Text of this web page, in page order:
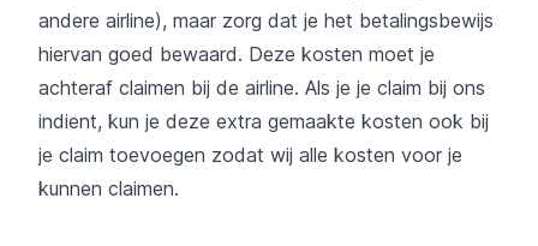
andere airline), maar zorg dat je het betalingsbewijs
hiervan goed bewaard. Deze kosten moet je
achteraf claimen bij de airline. Als je je claim bij ons
indient, kun je deze extra gemaakte kosten ook bij
je claim toevoegen zodat wij alle kosten voor je
kunnen claimen.